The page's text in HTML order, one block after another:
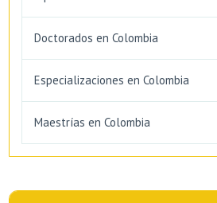
Doctorados en Colombia
Especializaciones en Colombia
Maestrías en Colombia